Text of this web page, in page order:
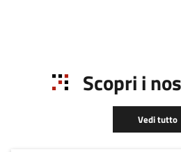
Scopri i
Vedi tutto